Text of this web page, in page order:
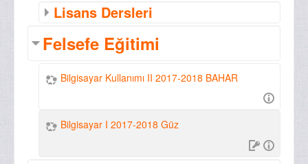
Lisans Dersleri
Felsefe Eğitimi
Bilgisayar Kullanımı II 2017-2018 BAHAR
Bilgisayar I 2017-2018 Güz